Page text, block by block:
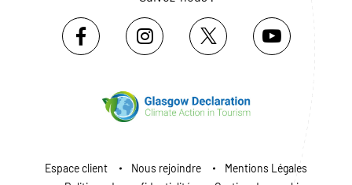
Espace client Nous rejoindre
Mentions Légales